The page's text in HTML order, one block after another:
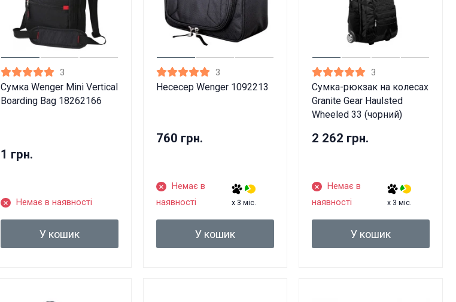
3
Сумка Wenger Mini Vertical
Boarding Bag 18262166
1 грн.
Немає в наявності
У кошик
3
Несесер Wenger 1092213
760 грн.
Немає в
наявності
x 3 міс.
У кошик
3
Сумка-рюкзак на колесах
Granite Gear Haulsted
Wheeled 33 (чорний)
2 262 грн.
Немає в
наявності
x 3 міс.
У кошик